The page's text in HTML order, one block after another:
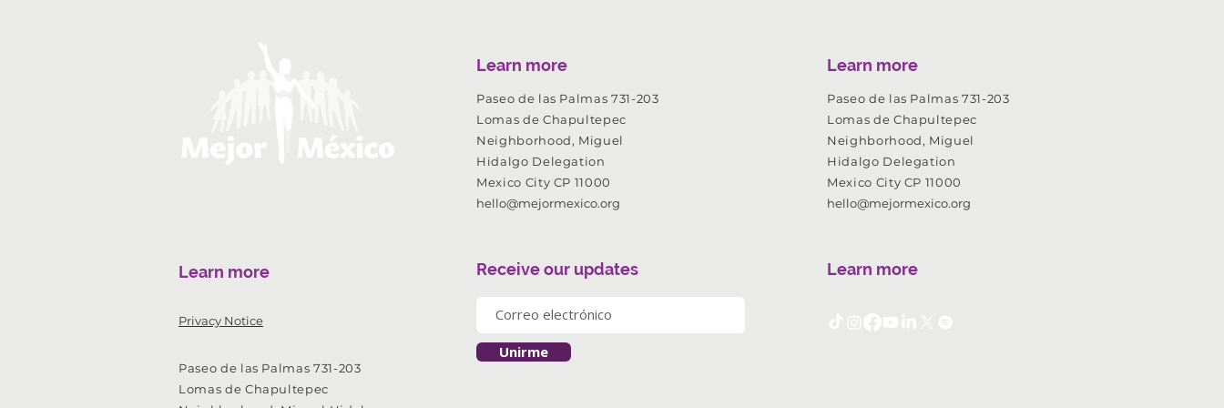
Learn more
Privacy Notice
Paseo de las Palmas 731-203
Lomas de Chapultepec
Learn more
Paseo de las Palmas 731-203
Lomas de Chapultepec
Neighborhood, Miguel
Hidalgo Delegation
Mexico City CP 11000
hello@mejormexico.org
Receive our updates
Unirme
Learn more
Paseo de las Palmas 731-203
Lomas de Chapultepec
Neighborhood, Miguel
Hidalgo Delegation
Mexico City CP 11000
hello@mejormexico.org
Learn more